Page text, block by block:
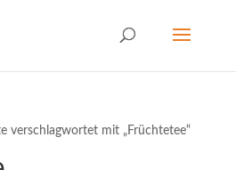
verschlagwortet mit „Früchtetee“